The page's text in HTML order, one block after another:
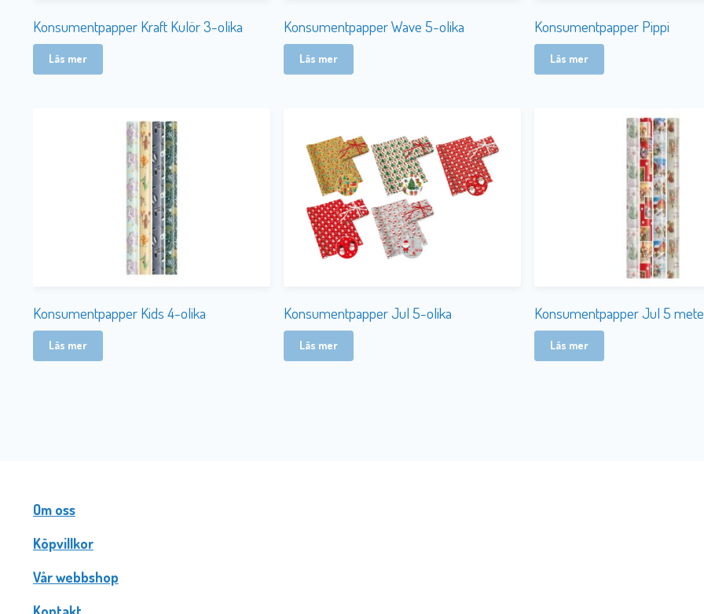
Konsumentpapper Kraft Kulör 3-olika
Läs mer
Konsumentpapper Wave 5-olika
Läs mer
Konsumentpapper Pippi
Läs mer
Konsumentpapper Kids 4-olika
Läs mer
Konsumentpapper Jul 5-olika
Läs mer
Konsumentpapper Jul 5
Läs mer
Om oss
Köpvillkor
Vår webbshop